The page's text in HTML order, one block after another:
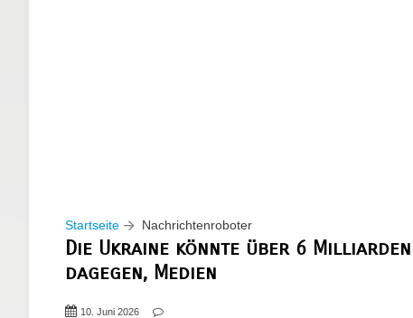
Startseite Nachrichtenroboter
Die Ukraine könnte über 6
dagegen, Medien
10. Juni 2026